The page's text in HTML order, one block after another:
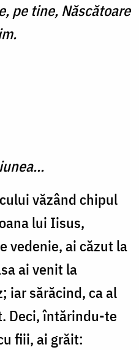
pe tine, Născătoare
văzând chipul
lui Iisus,
vedenie, ai căzut la
ai venit la
iar sărăcind, ca al
Deci, întărindu-te
fiii, ai grăit: